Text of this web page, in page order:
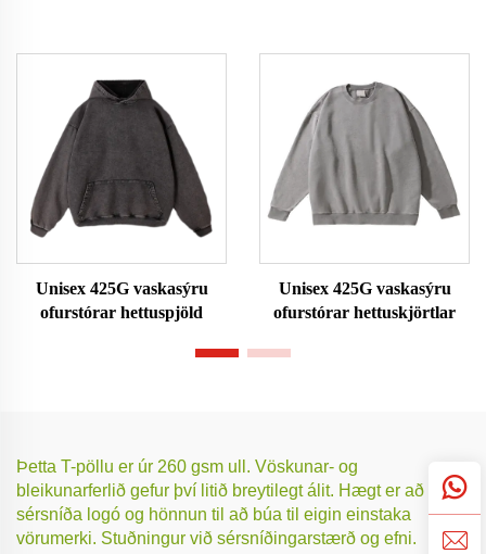
Unisex 425G vaskasýru
ofurstórar hettuspjöld
Unisex 425G vaskasýru
ofurstórar hettuskjörtlar
Þetta T-pöllu er úr 260 gsm ull. Vöskunar- og
bleikunarferlið gefur því litið breytilegt álit. Hægt er að
sérsníða logó og hönnun til að búa til eigin einstaka
vörumerki. Stuðningur við sérsníðingarstærð og efni.